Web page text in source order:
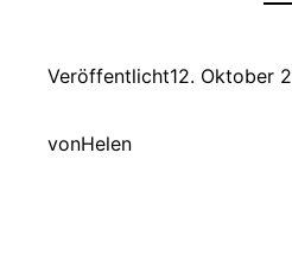
Veröffentlicht12. Oktober
vonHelen